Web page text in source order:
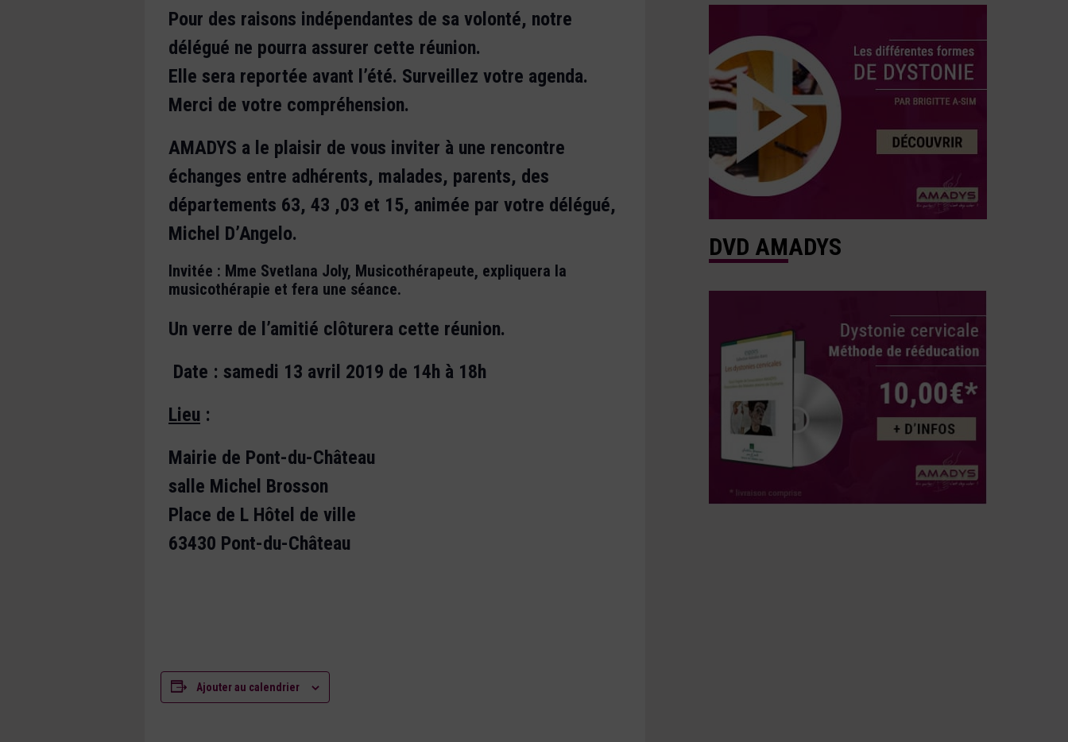
Pour des raisons indépendantes de sa volonté, notre
délégué ne pourra assurer cette réunion.
Elle sera reportée avant l’été. Surveillez votre agenda.
Merci de votre compréhension.
AMADYS a le plaisir de vous inviter à une rencontre
échanges entre adhérents, malades, parents, des
départements 63, 43 ,03 et 15, animée par votre délégué,
Michel D’Angelo.
Invitée : Mme Svetlana Joly, Musicothérapeute, expliquera la
musicothérapie et fera une séance.
Un verre de l’amitié clôturera cette réunion.
Date : samedi 13 avril 2019 de 14h à 18h
Lieu :
Mairie de Pont-du-Château
salle Michel Brosson
Place de L Hôtel de ville
63430 Pont-du-Château
Ajouter au calendrier
DVD AMADYS